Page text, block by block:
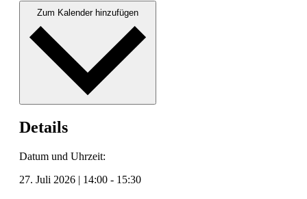
Details
Datum und Uhrzeit:
27. Juli 2026 | 14:00 - 15:30